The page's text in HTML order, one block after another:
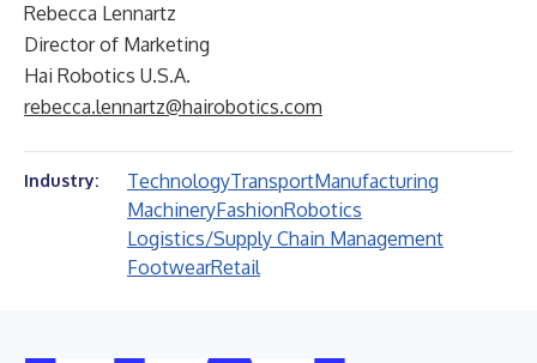
Rebecca Lennartz
Director of Marketing
Hai Robotics U.S.A.
rebecca.lennartz@hairobotics.com
Industry: TechnologyTransportManufacturing
MachineryFashionRobotics
Logistics/Supply Chain Management
FootwearRetail